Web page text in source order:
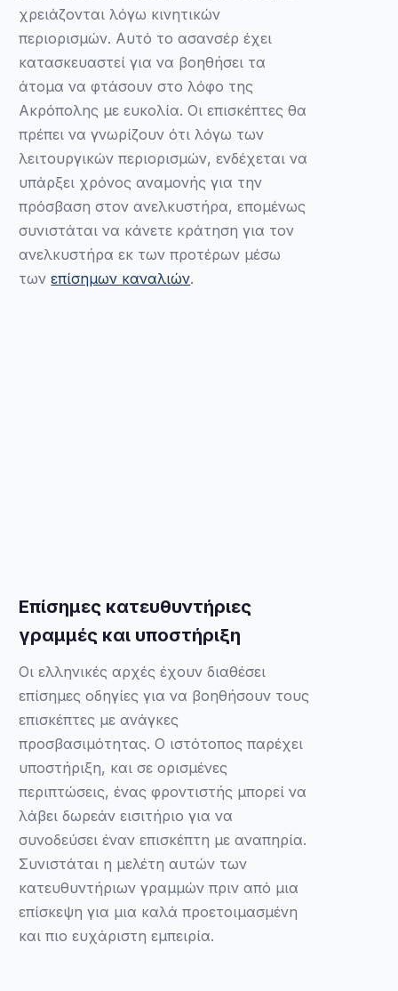
χρειάζονται λόγω κινητικών
περιορισμών. Αυτό το ασανσέρ έχει
κατασκευαστεί για να βοηθήσει τα
άτομα να φτάσουν στο λόφο της
Ακρόπολης με ευκολία. Οι επισκέπτες θα
πρέπει να γνωρίζουν ότι λόγω των
λειτουργικών περιορισμών, ενδέχεται να
υπάρξει χρόνος αναμονής για την
πρόσβαση στον ανελκυστήρα, επομένως
συνιστάται να κάνετε κράτηση για τον
ανελκυστήρα εκ των προτέρων μέσω
τωνεπίσημων καναλιών.
Επίσημες κατευθυντήριες
γραμμές και υποστήριξη
Οι ελληνικές αρχές έχουν διαθέσει
επίσημες οδηγίες για να βοηθήσουν τους
επισκέπτες με ανάγκες
προσβασιμότητας. Ο ιστότοπος παρέχει
υποστήριξη, και σε ορισμένες
περιπτώσεις, ένας φροντιστής μπορεί να
λάβει δωρεάν εισιτήριο για να
συνοδεύσει έναν επισκέπτη με αναπηρία.
Συνιστάται η μελέτη αυτών των
κατευθυντήριων γραμμών πριν από μια
επίσκεψη για μια καλά προετοιμασμένη
και πιο ευχάριστη εμπειρία.